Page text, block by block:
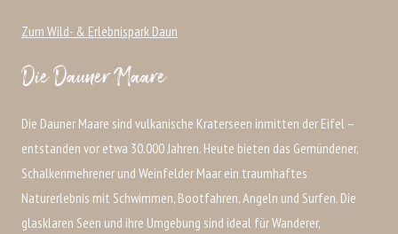
Zum Wild- & Erlebnispark Daun
Die Dauner Maare
Die Dauner Maare sind vulkanische Kraterseen inmitten der Eifel –
entstanden vor etwa 30.000 Jahren. Heute bieten das Gemündener,
Schalkenmehrener und Weinfelder Maar ein traumhaftes
Naturerlebnis mit Schwimmen, Bootfahren, Angeln und Surfen. Die
glasklaren Seen und ihre Umgebung sind ideal für Wanderer,